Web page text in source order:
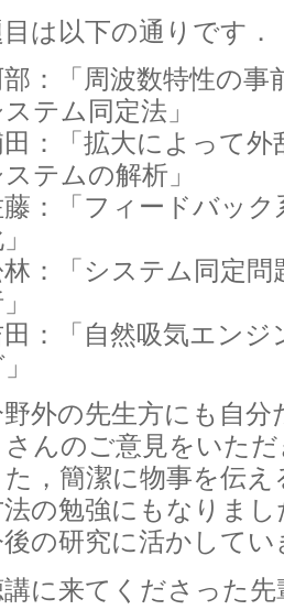
目は以下の通りです．
部：「周波数特性の
ステム同定法」
：「拡大によって
ステムの解析」
：「フィードバッ
：「システム同定
：「自然吸気エン
外の先生方にも自
さんのご意見をいた
た，簡潔に物事を伝
の勉強にもなりまし
の研究に活かして
に来てくださった